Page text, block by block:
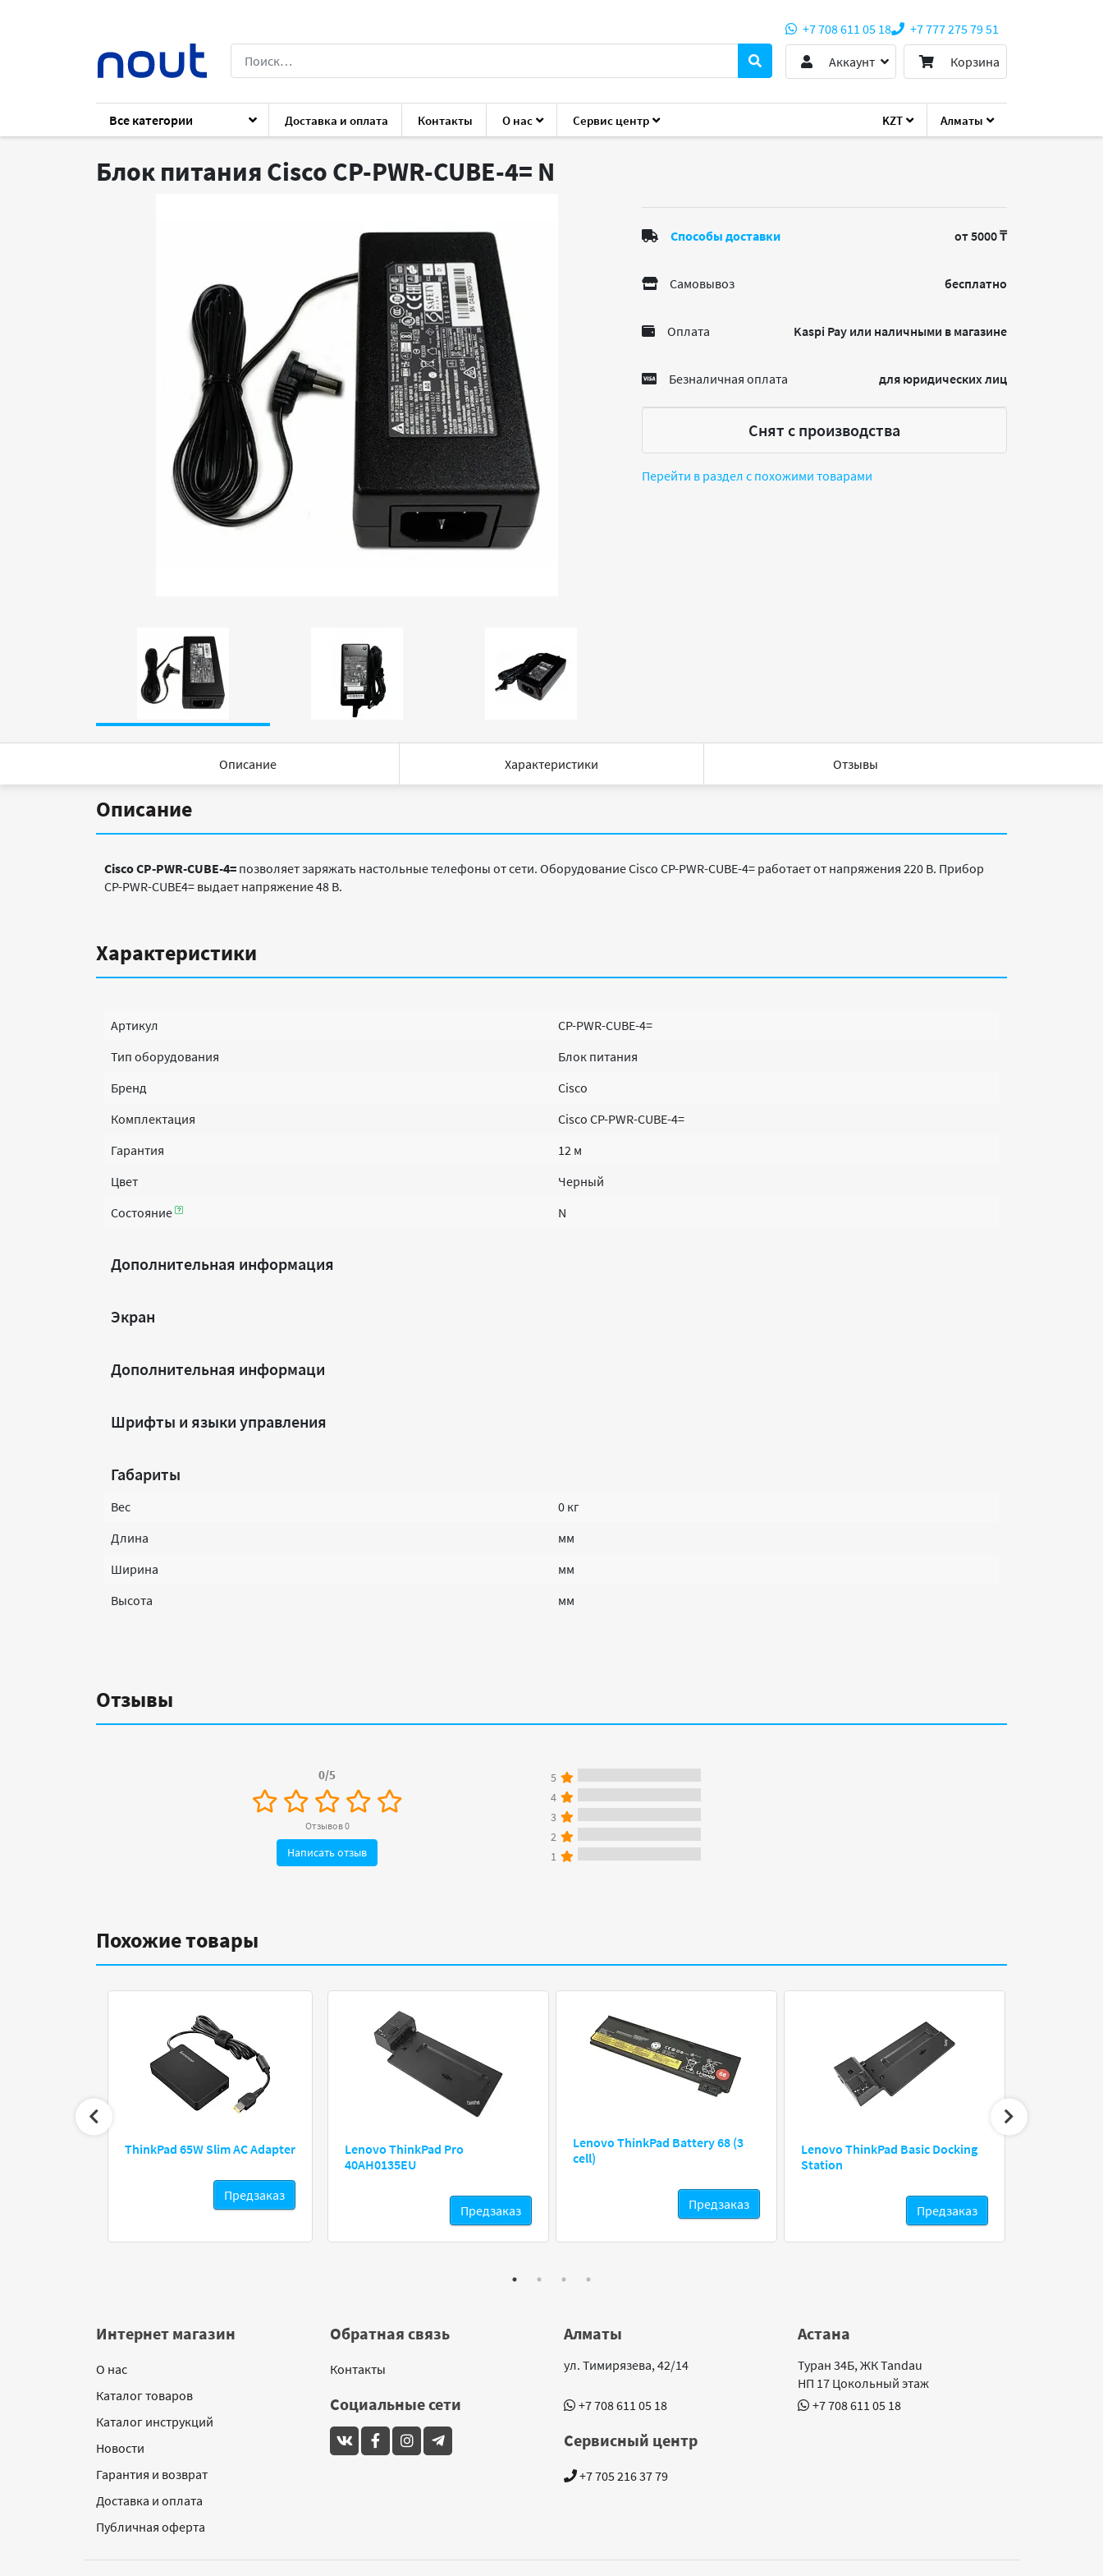
KZT Алматы
+7 708 611 05 18
+7 777 275 79 51
Аккаунт
Корзина
Все категории Доставка и оплата Контакты О нас Сервис центр
Каталог Аксессуары Аксессуары для ноутбуков и ПК Батареи для ноутбуков
Блок питания Cisco CP-PWR-CUBE-4= N
Способы доставки от 5000 ₸
Самовывоз бесплатно
Оплата Kaspi Pay или наличными в магазине
Безналичная оплата для юридических лиц
Снят с производства
Перейти в раздел с похожими товарами
Описание Характеристики Отзывы
Описание
Cisco CP-PWR-CUBE-4= позволяет заряжать настольные телефоны от сети. Оборудование Cisco CP-PWR-CUBE-4= работает от напряжения 220 В. Прибор
CP-PWR-CUBE4= выдает напряжение 48 В.
Характеристики
Артикул
CP-PWR-CUBE-4=
Тип оборудования
Блок питания
Бренд
Cisco
Комплектация
Cisco CP-PWR-CUBE-4=
Гарантия
12 м
Цвет
Черный
Состояние
N
Дополнительная информация
Экран
Дополнительная информаци
Шрифты и языки управления
Габариты
Вес
0 кг
Длина
мм
Ширина
мм
Высота
мм
Отзывы
0/5
Отзывов 0
Написать отзыв
5
4
3
2
1
Похожие товары
ThinkPad 65W Slim AC Adapter
Предзаказ
Lenovo ThinkPad Pro
40AH0135EU
Предзаказ
Lenovo ThinkPad Battery 68 (3
cell)
Предзаказ
Lenovo ThinkPad Basic Docking
Station
Предзаказ
Интернет магазин
О нас
Каталог товаров
Каталог инструкций
Новости
Гарантия и возврат
Доставка и оплата
Публичная оферта
Обратная связь
Контакты
Социальные сети
Алматы
ул. Тимирязева, 42/14
+7 708 611 05 18
Астана
Туран 34Б, ЖК Tandau
НП 17 Цокольный этаж
+7 708 611 05 18
Сервисный центр
+7 705 216 37 79